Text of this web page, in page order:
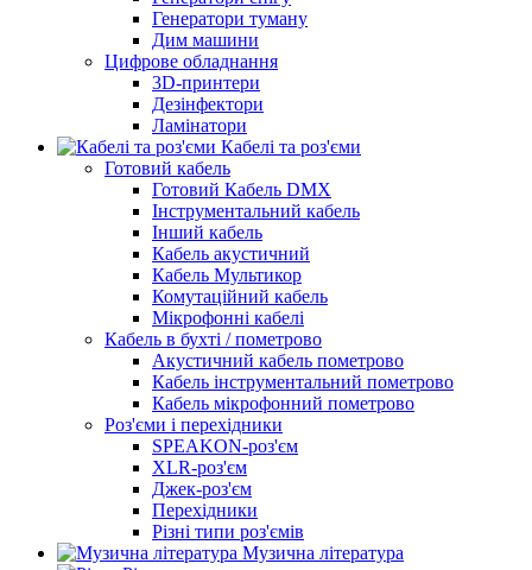
Генератори туману
Дим машини
Цифрове обладнання
3D-принтери
Дезінфектори
Ламінатори
Кабелі та роз'єми
Готовий кабель
Готовий Кабель DMX
Інструментальний кабель
Інший кабель
Кабель акустичний
Кабель Мультикор
Комутаційний кабель
Мікрофонні кабелі
Кабель в бухті / пометрово
Акустичний кабель пометрово
Кабель інструментальний пометрово
Кабель мікрофонний пометрово
Роз'єми і перехідники
SPEAKON-роз'єм
XLR-роз'єм
Джек-роз'єм
Перехідники
Різні типи роз'ємів
Музична література